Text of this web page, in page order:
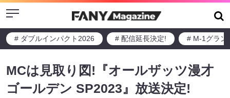
Menu
# ダブルインパクト2026 # 配信延長決定! # M-1グラン
MCは見取り図!『オールザッツ漫才
ゴールデン SP2023』放送決定!